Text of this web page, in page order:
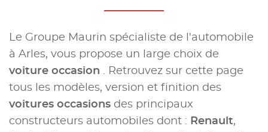
Le Groupe Maurin spécialiste de l'automobile
à Arles, vous propose un large choix de
voiture occasion . Retrouvez sur cette page
tous les modèles, version et finition des
voitures occasions des principaux
constructeurs automobiles dont : Renault,